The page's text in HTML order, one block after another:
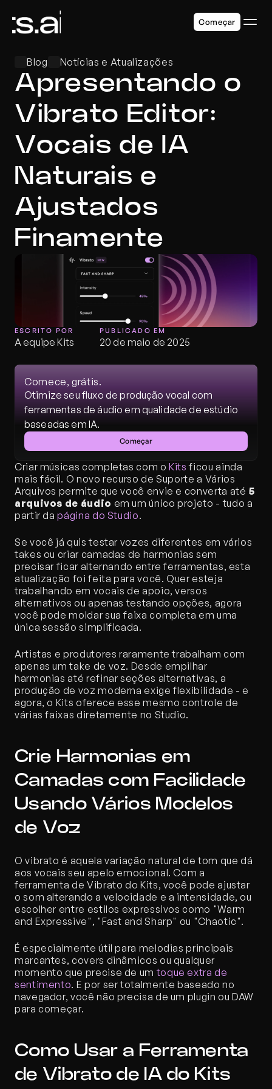
Blog Notícias e Atualizações
Apresentando o
Vibrato Editor:
Vocais de IA
Naturais e
Ajustados
Finamente
ESCRITO POR
A equipe Kits
PUBLICADO EM
20 de maio de 2025
Criar músicas completas com o Kits ficou ainda
mais fácil. O novo recurso de Suporte a Vários
Arquivos permite que você envie e converta até 5
arquivos de áudio em um único projeto - tudo a
partir da página do Studio.
Se você já quis testar vozes diferentes em vários
takes ou criar camadas de harmonias sem
precisar ficar alternando entre ferramentas, esta
atualização foi feita para você. Quer esteja
trabalhando em vocais de apoio, versos
alternativos ou apenas testando opções, agora
você pode moldar sua faixa completa em uma
única sessão simplificada.
Artistas e produtores raramente trabalham com
apenas um take de voz. Desde empilhar
harmonias até refinar seções alternativas, a
produção de voz moderna exige flexibilidade - e
agora, o Kits oferece esse mesmo controle de
várias faixas diretamente no Studio.
Crie Harmonias em
Camadas com Facilidade
Usando Vários Modelos
de Voz
O vibrato é aquela variação natural de tom que dá
aos vocais seu apelo emocional. Com a
ferramenta de Vibrato do Kits, você pode ajustar
o som alterando a velocidade e a intensidade, ou
escolher entre estilos expressivos como "Warm
and Expressive", "Fast and Sharp" ou "Chaotic".
É especialmente útil para melodias principais
marcantes, covers dinâmicos ou qualquer
momento que precise de um toque extra de
sentimento. E por ser totalmente baseado no
navegador, você não precisa de um plugin ou DAW
para começar.
Como Usar a Ferramenta
de Vibrato de IA do Kits
Comece, grátis.
Otimize seu fluxo de produção vocal com
ferramentas de áudio em qualidade de estúdio
baseadas em IA.
Começar
Começar